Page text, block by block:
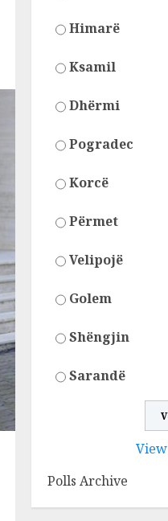
Himarë
Ksamil
Dhërmi
Pogradec
Korcë
Përmet
Velipojë
Golem
Shëngjin
Sarandë
Polls Archive